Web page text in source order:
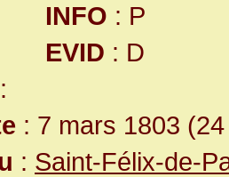
INFO : P
EVID : D
:
: 7 mars 1803
: Saint-Félix-de-